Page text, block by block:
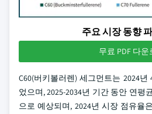
주요 시장 동향
무료 PDF 다운
C60(버키볼러렌) 세그먼트는 2024년
었으며, 2025-2034년 기간 동안 연평
으로 예상되며, 2024년 시장 점유율